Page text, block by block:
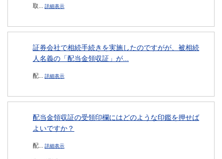
取... 詳細表示
証券会社で相続手続きを実施したのですがが、被相続
人名義の「配当金領収証」が...
配... 詳細表示
配当金領収証の受領印欄にはどのような印鑑を押せば
よいですか？
配... 詳細表示